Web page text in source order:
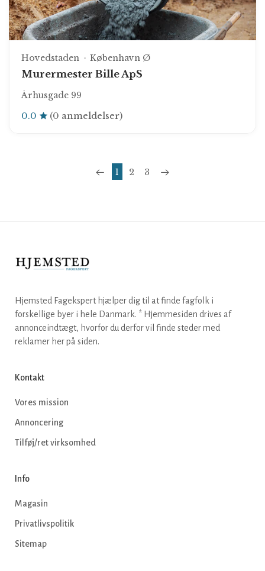
Hovedstaden København Ø
Murermester Bille ApS
Århusgade 99
0.0 (0 anmeldelser)
1 2 3
Hjemsted Fagekspert hjælper dig til at finde fagfolk i
forskellige byer i hele Danmark. * Hjemmesiden drives af
annonceindtægt, hvorfor du derfor vil finde steder med
reklamer her på siden.
Kontakt
Vores mission
Annoncering
Tilføj/ret virksomhed
Info
Magasin
Privatlivspolitik
Sitemap